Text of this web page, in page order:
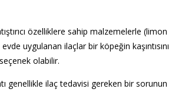
özelliklere sahip malzemelerle (limon
uygulanan ilaçlar bir köpeğin kaşıntısını
olabilir.
genellikle ilaç tedavisi gereken bir sorunun